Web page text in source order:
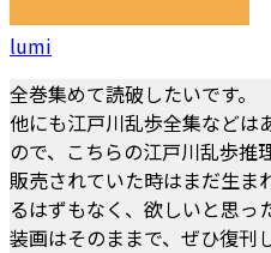
lumi
全巻集めて読破したいです。
他にも江戸川乱歩全集などは
ので、こちらの江戸川乱歩推
販売されていた時はまだ生ま
るはずもなく、欲しいと思っ
装画はそのままで、ぜひ復刊